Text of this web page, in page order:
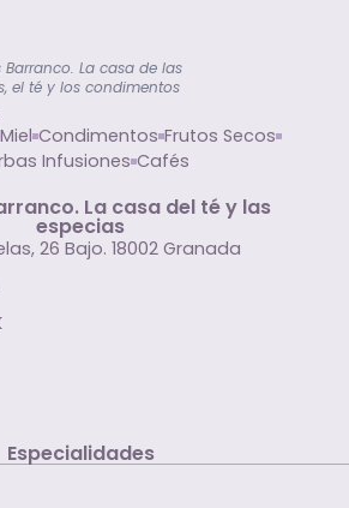
Barranco. La casa de las
el té y los condimentos
Miel Condimentos Frutos Secos
Infusiones Cafés
La casa del té y las
especias
26 Bajo. 18002 Granada
Especialidades